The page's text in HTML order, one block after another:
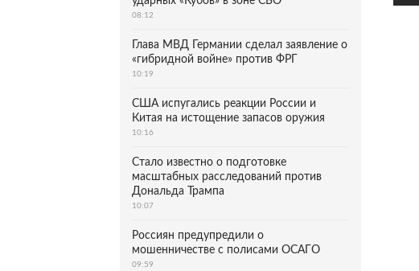
08:12
Глава МВД Германии сделал заявление о
«гибридной войне» против ФРГ
10:19
США испугались реакции России и
Китая на истощение запасов оружия
10:16
Стало известно о подготовке
масштабных расследований против
Дональда Трампа
10:07
Россиян предупредили о
мошенничестве с полисами ОСАГО
09:59